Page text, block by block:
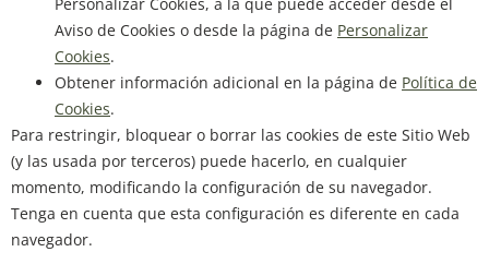
Aviso de Cookies o desde la página de Personalizar
Cookies.
Obtener información adicional en la página de Política de
Cookies.
Para restringir, bloquear o borrar las cookies de este Sitio Web
(y las usada por terceros) puede hacerlo, en cualquier
momento, modificando la configuración de su navegador.
Tenga en cuenta que esta configuración es diferente en cada
navegador.